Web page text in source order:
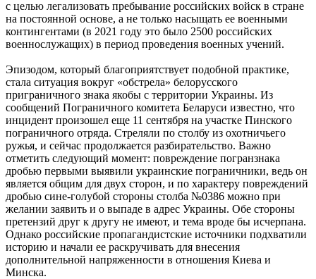
с целью легализовать пребывание российских войск в стране
на постоянной основе, а не только насыщать ее военными
контингентами (в 2021 году это было 2500 российских
военнослужащих) в период проведения военных учений.
Эпизодом, который благоприятствует подобной практике,
стала ситуация вокруг «обстрела» белорусского
приграничного знака якобы с территории Украины. Из
сообщений Пограничного комитета Беларуси известно, что
инцидент произошел еще 11 сентября на участке Пинского
пограничного отряда. Стреляли по столбу из охотничьего
ружья, и сейчас продолжается разбирательство. Важно
отметить следующий момент: повреждение погранзнака
дробью первыми выявили украинские пограничники, ведь он
является общим для двух сторон, и по характеру повреждений
дробью сине-голубой стороны столба №0386 можно при
желании заявить и о выпаде в адрес Украины. Обе стороны
претензий друг к другу не имеют, и тема вроде бы исчерпана.
Однако российские пропагандистские источники подхватили
историю и начали ее раскручивать для внесения
дополнительной напряженности в отношения Киева и
Минска.